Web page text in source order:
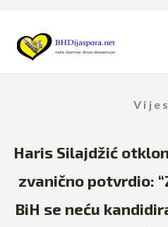
content
Haris Silajdžić
zvanično potvrdio:
BiH se neću